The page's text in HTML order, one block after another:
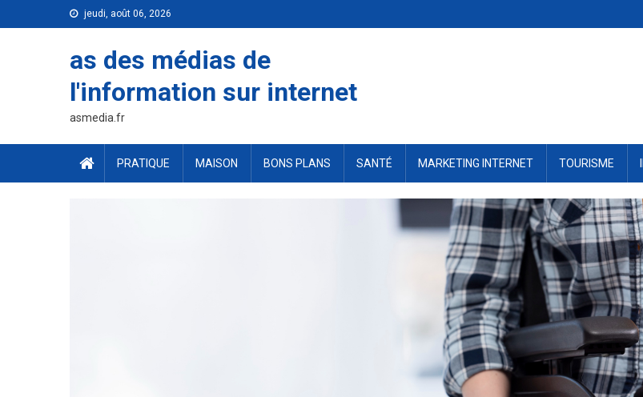
to
jeudi, août 06, 2026
as des médias de
l'information sur internet
asmedia.fr
PRATIQUE MAISON BONS PLANS SANTÉ MARKETING INTERNET TOURISME